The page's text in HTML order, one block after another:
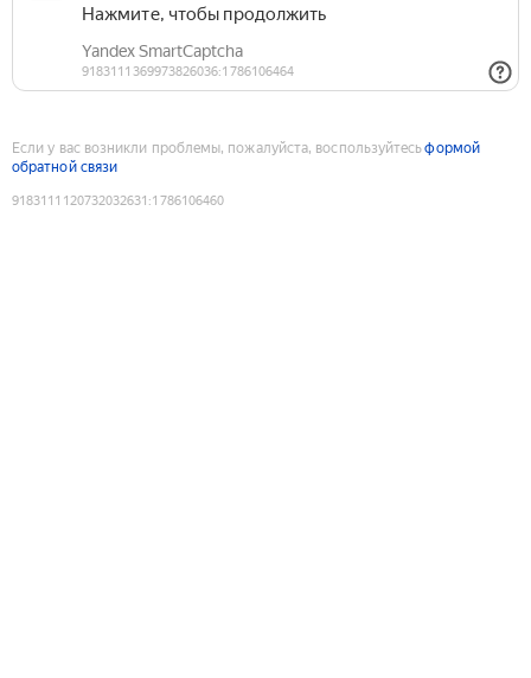
Если у вас возникли проблемы, пожалуйста, воспользуйтесьформой
обратной связи
9183111120732032631 :1786106460